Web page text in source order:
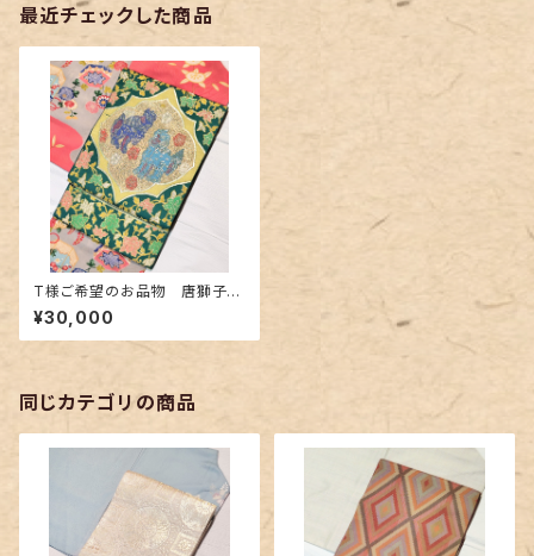
最近チェックした商品
T様ご希望のお品物 唐獅子柄
のアンティークの袋帯〜緑青色
に金糸 紺とシアン色の獅子〜
¥30,000
同じカテゴリの商品